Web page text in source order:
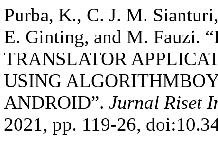
Purba, K., C. J. M.
E. Ginting, and M. Fauzi.
TRANSLATOR
USING
ANDROID”. Jurnal Riset
2021, pp. 119-26,